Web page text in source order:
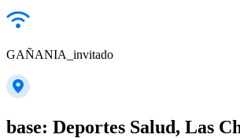
GAÑANIA_invitado
base: Deportes Salud, Las